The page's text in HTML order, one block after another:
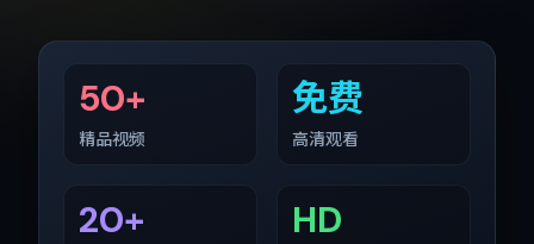
50+
精品视频
免费
高清观看
20+ HD